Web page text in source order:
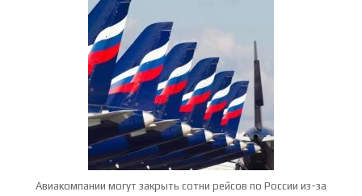
Авиакомпании могут закрыть сотни рейсов по России из-за